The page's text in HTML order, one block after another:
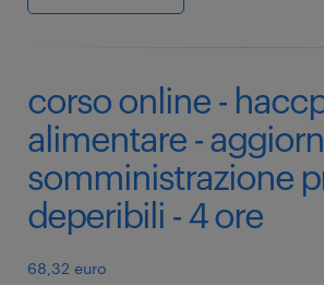
corso online -
alimentare -
somministrazione
deperibili - 4 ore
68,32 euro